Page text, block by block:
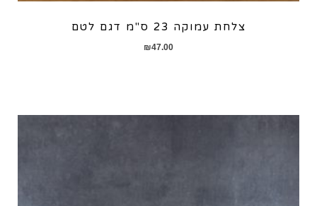
צלחת עמוקה 23 ס"מ דגם לטם
₪47.00